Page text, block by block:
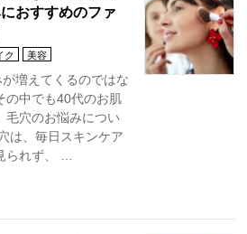
おすすめのファ
ク 美容
増えてくるのではな
の中でも40代のお肌
毛穴のお悩みについ
は、毎日スキンケア
られず、 …